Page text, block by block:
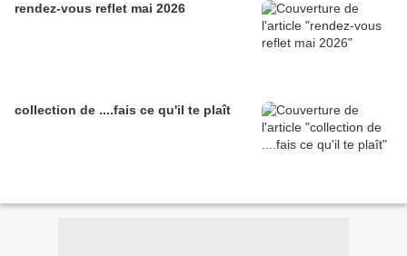
rendez-vous reflet mai 2026
collection de ....fais ce qu'il te plaît